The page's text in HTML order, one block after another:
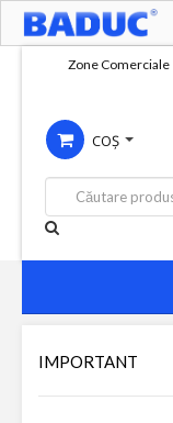
Compania
Servicii
Productie
Contact
Zone Comerciale
COȘ
IMPORTANT